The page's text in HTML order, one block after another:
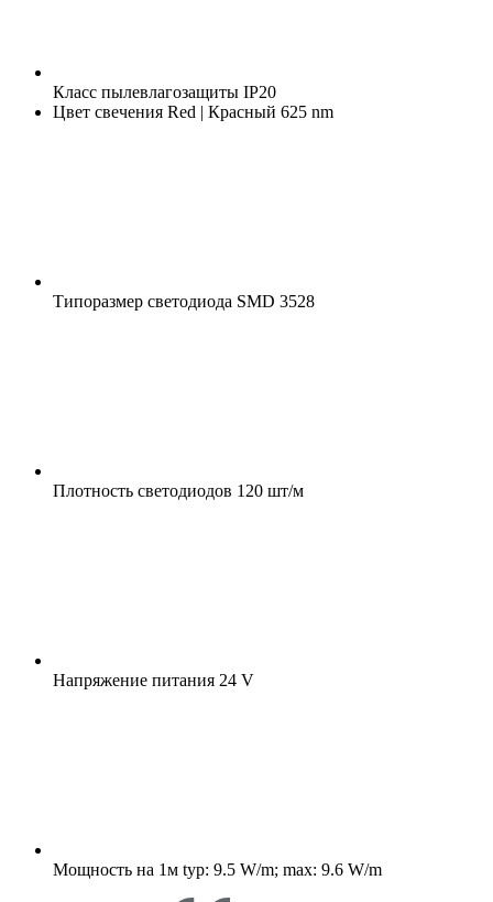
Класс пылевлагозащиты IP20
Цвет свечения Red | Красный 625 nm
Типоразмер светодиода SMD 3528
Плотность светодиодов 120 шт/м
Напряжение питания 24 V
Мощность на 1м typ: 9.5 W/m; max: 9.6 W/m